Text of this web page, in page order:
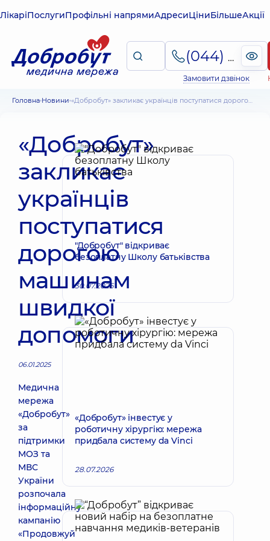
ЛікаріПослугиПрофільні напрямиАдресиЦіниБільшеАкції
(044) 495-2-888
Замовити дзвінок
Головна Новини «Добробут» закликає українців поступатися дорогою машинам швидкої допомоги
«Добробут»
закликає
українців
поступатися
дорогою
машинам
швидкої
допомоги
06.01.2025
Медична
мережа
«Добробут»
за
підтримки
МОЗ та
МВС
України
розпочала
інформаційну
кампанію
«Продовжуй
"Добробут" відкриває
безоплатну Школу батьківства
30.07.2026
«Добробут» інвестує у
роботичну хірургію: мережа
придбала систему da Vinci
28.07.2026